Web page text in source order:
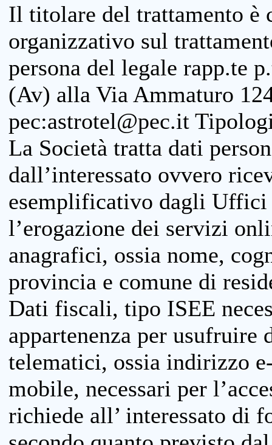
Il titolare del trattamento è
organizzativo sul
persona del legale rapp.te
(Av) alla Via Ammaturo
pec:astrotel@pec.it
La Società tratta dati
dall’interessato ovvero
esemplificativo dagli
l’erogazione dei servizi
anagrafici, ossia nome,
provincia e comune di
Dati fiscali, tipo ISEE
appartenenza per
telematici, ossia indirizzo
mobile, necessari per
richiede all’ interessato di